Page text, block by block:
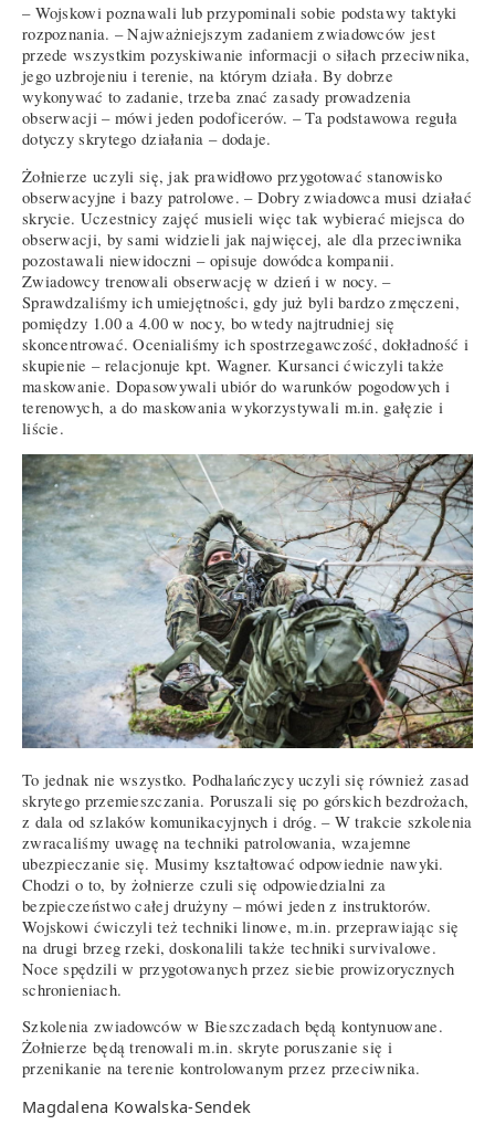
– Wojskowi poznawali lub przypominali sobie podstawy taktyki
rozpoznania. – Najważniejszym zadaniem zwiadowców jest
przede wszystkim pozyskiwanie informacji o siłach przeciwnika,
jego uzbrojeniu i terenie, na którym działa. By dobrze
wykonywać to zadanie, trzeba znać zasady prowadzenia
obserwacji – mówi jeden podoficerów. – Ta podstawowa reguła
dotyczy skrytego działania – dodaje.
Żołnierze uczyli się, jak prawidłowo przygotować stanowisko
obserwacyjne i bazy patrolowe. – Dobry zwiadowca musi działać
skrycie. Uczestnicy zajęć musieli więc tak wybierać miejsca do
obserwacji, by sami widzieli jak najwięcej, ale dla przeciwnika
pozostawali niewidoczni – opisuje dowódca kompanii.
Zwiadowcy trenowali obserwację w dzień i w nocy. –
Sprawdzaliśmy ich umiejętności, gdy już byli bardzo zmęczeni,
pomiędzy 1.00 a 4.00 w nocy, bo wtedy najtrudniej się
skoncentrować. Ocenialiśmy ich spostrzegawczość, dokładność i
skupienie – relacjonuje kpt. Wagner. Kursanci ćwiczyli także
maskowanie. Dopasowywali ubiór do warunków pogodowych i
terenowych, a do maskowania wykorzystywali m.in. gałęzie i
liście.
To jednak nie wszystko. Podhalańczycy uczyli się również zasad
skrytego przemieszczania. Poruszali się po górskich bezdrożach,
z dala od szlaków komunikacyjnych i dróg. – W trakcie szkolenia
zwracaliśmy uwagę na techniki patrolowania, wzajemne
ubezpieczanie się. Musimy kształtować odpowiednie nawyki.
Chodzi o to, by żołnierze czuli się odpowiedzialni za
bezpieczeństwo całej drużyny – mówi jeden z instruktorów.
Wojskowi ćwiczyli też techniki linowe, m.in. przeprawiając się
na drugi brzeg rzeki, doskonalili także techniki survivalowe.
Noce spędzili w przygotowanych przez siebie prowizorycznych
schronieniach.
Szkolenia zwiadowców w Bieszczadach będą kontynuowane.
Żołnierze będą trenowali m.in. skryte poruszanie się i
przenikanie na terenie kontrolowanym przez przeciwnika.
Magdalena Kowalska-Sendek